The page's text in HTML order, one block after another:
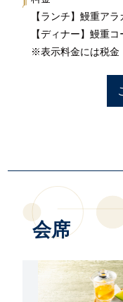
【ランチ】鰻重ア
【ディナー】鰻重
※表示料金には税金
会席